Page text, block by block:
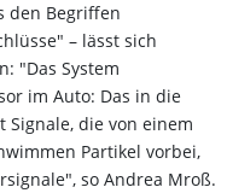
den Begriffen
– lässt sich
"Das System
im Auto: Das in die
Signale, die von einem
Partikel vorbei,
so Andrea Mroß.